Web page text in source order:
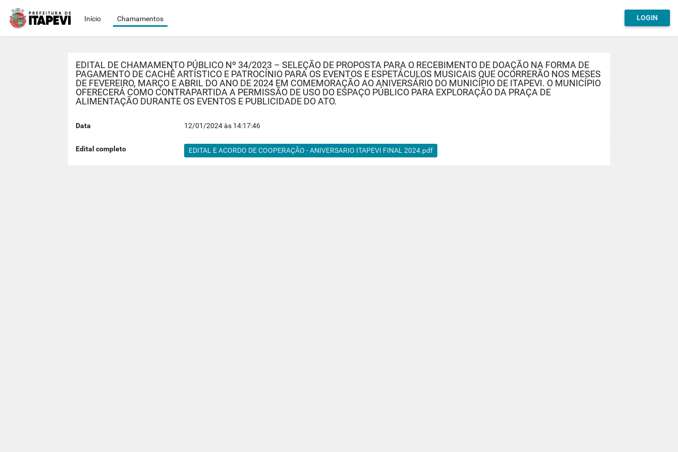
Início Chamamentos LOGIN
EDITAL DE CHAMAMENTO PÚBLICO Nº 34/2023 – SELEÇÃO DE PROPOSTA PARA O RECEBIMENTO DE DOAÇÃO NA FORMA DE
PAGAMENTO DE CACHÊ ARTÍSTICO E PATROCÍNIO PARA OS EVENTOS E ESPETÁCULOS MUSICAIS QUE OCORRERÃO NOS MESES
DE FEVEREIRO, MARÇO E ABRIL DO ANO DE 2024 EM COMEMORAÇÃO AO ANIVERSÁRIO DO MUNICÍPIO DE ITAPEVI. O MUNICÍPIO
OFERECERÁ COMO CONTRAPARTIDA A PERMISSÃO DE USO DO ESPAÇO PÚBLICO PARA EXPLORAÇÃO DA PRAÇA DE
ALIMENTAÇÃO DURANTE OS EVENTOS E PUBLICIDADE DO ATO.
Data 12/01/2024 às 14:17:46
Edital completo EDITAL E ACORDO DE COOPERAÇÃO - ANIVERSARIO ITAPEVI FINAL 2024.pdf